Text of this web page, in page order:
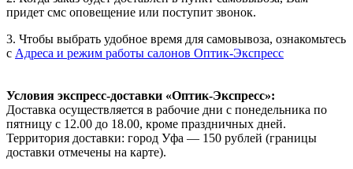
придет смс оповещение или поступит звонок.
3. Чтобы выбрать удобное время для самовывоза, ознакомьтесь
с Адреса и режим работы салонов Оптик-Экспресс
Условия экспресс-доставки «Оптик-Экспресс»:
Доставка осуществляется в рабочие дни с понедельника по
пятницу с 12.00 до 18.00, кроме праздничных дней.
Территория доставки: город Уфа — 150 рублей (границы
доставки отмечены на карте).